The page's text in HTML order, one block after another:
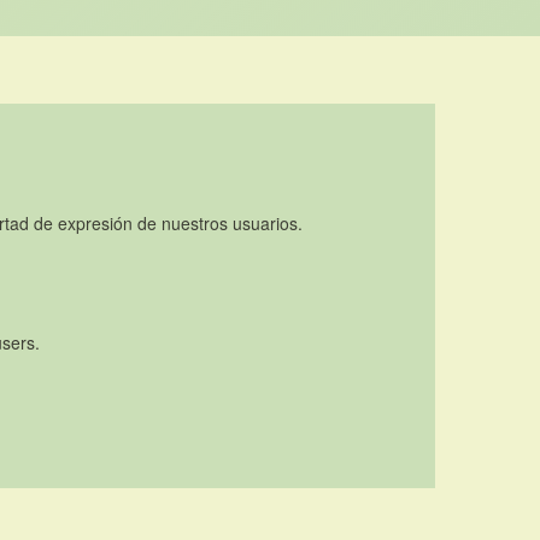
de expresión de nuestros usuarios.